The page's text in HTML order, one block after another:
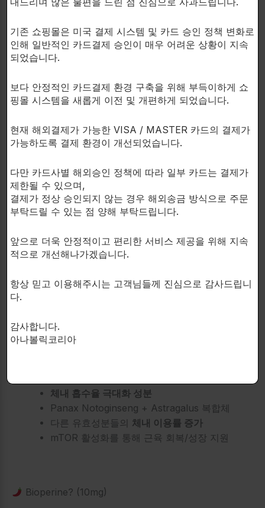
TamaFlex? (250mg)
식물성 추출 조합 (타마린드 씨앗 + 강황)
단 5일 만에 통증, 뻣뻣함, 움직임 개선 입증
관절 가동 범위 증가, 일상활동 수행력 향상
히알루론산 (200mg)
연골 보호 및 압박 완화
피부/모발 건강에도 도움
Boswellin? Super (100mg)
염증 억제에 탁월하며, NSAID와 유사한 효과
체내 흡수율 극대화 성분
Panax Notoginseng + Astragalus 복합체
다른 유효성분들의 체내 이용률 증가
mTOR 활성화를 통해 근육 회복/성장 지원
Bioperine? (10mg)
기존 쇼핑몰은 미국 결제 시스템 및 카드 승인 정책 변화로
인해 일반적인 카드결제 승인이 매우 어려운 상황이 지속
되었습니다.
보다 안정적인 카드결제 환경 구축을 위해 부득이하게 쇼
핑몰 시스템을 새롭게 이전 및 개편하게 되었습니다.
현재 해외결제가 가능한 VISA / MASTER 카드의 결제가
가능하도록 결제 환경이 개선되었습니다.
다만 카드사별 해외승인 정책에 따라 일부 카드는 결제가
제한될 수 있으며,
결제가 정상 승인되지 않는 경우 해외송금 방식으로 주문
부탁드릴 수 있는 점 양해 부탁드립니다.
앞으로 더욱 안정적이고 편리한 서비스 제공을 위해 지속
적으로 개선해나가겠습니다.
항상 믿고 이용해주시는 고객님들께 진심으로 감사드립니
다.
감사합니다.
아나볼릭코리아